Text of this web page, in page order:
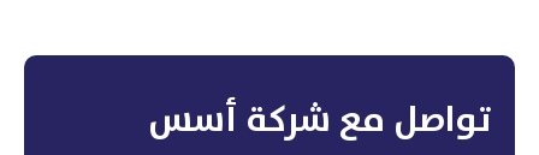
تواصل مع شركة أسس